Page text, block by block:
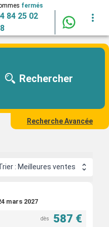
fermés
84 25 02
Rechercher
Recherche Avancée
: Meilleures ventes
mars 2027
dès 587 €